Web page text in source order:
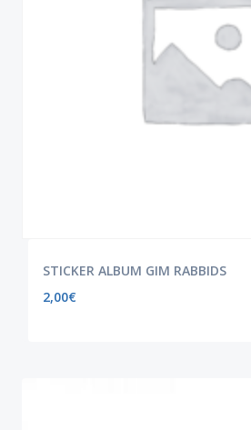
STICKER ALBUM GIM RABBIDS
2,00€